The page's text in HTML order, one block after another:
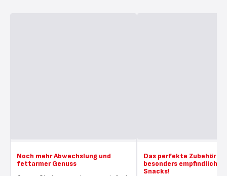
Noch mehr Abwechslung und
fettarmer Genuss
Das perfekte Zubehör für
besonders empfindliche
Snacks!